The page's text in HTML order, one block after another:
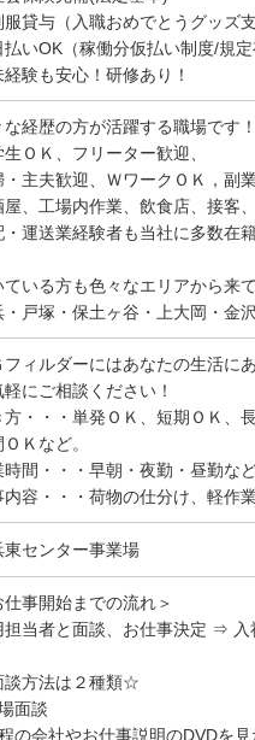
服貸与（入職おめでとうグッズ支
払いOK（稼働分仮払い制度/規定
経験も安心！研修あり！
な経歴の方が活躍する職場です！
生ＯＫ、フリーター歓迎、
・主夫歓迎、ＷワークＯＫ，副
屋、工場内作業、飲食店、接客
・運送業経験者も当社に多数在
ている方も色々なエリアから来
・戸塚・保土ヶ谷・上大岡・金
フィルダーにはあなたの生活に
軽にご相談ください！
方・・・単発ＯＫ、短期ＯＫ、
Ｋなど。
時間・・・早朝・夜勤・昼勤など
内容・・・荷物の仕分け、軽作
東センター事業場
仕事開始までの流れ＞
担当者と面談、お仕事決定 ⇒
方法は２種類☆
面談
の会社やお仕事説明のDVDを